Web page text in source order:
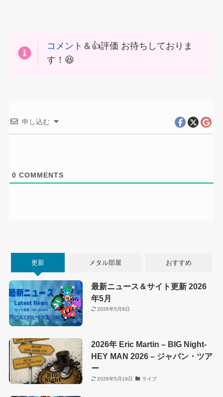
コメント ＆👍評価 お待ちしておりま
す！😆
申し込む
0 COMMENTS
更新 メタル部屋 おすすめ
最新ニュース＆サイト更新 2026
年5月
2026年5月9日
2026年 Eric Martin – BIG Night-
HEY MAN 2026 – ジャパン・ツア
ー
2026年5月19日 ライブ